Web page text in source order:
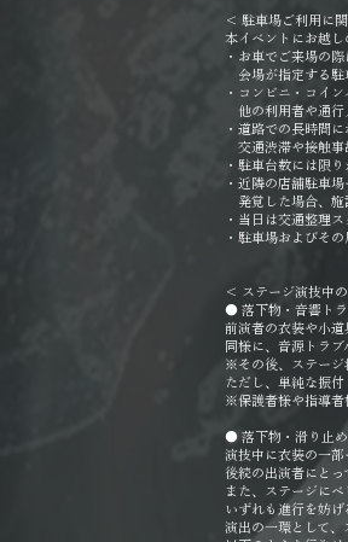
＜ 駐車場ご利用に
本イベントにお越
・お車でご来場の
会場が指定する駐
・コンビニ・コイ
他の利用者や通行
・道路での長時間
交通渋滞や接触事
・駐車台数には限
・近隣の店舗駐車
発覚した場合、施
・当日は交通整理
・駐車場およびそ
＜ ステージ演技中
● 落下物・音響ト
前演者の衣装や小道
同様に、音源トラ
※その後、ステージ
ただし、単純な振付
※保護者様や指導者
● 落下物・滑り止
演技中に衣装の一部
後続の出演者にとっ
また、ステージにベ
いずれも進行を妨げ
演出の一環として、